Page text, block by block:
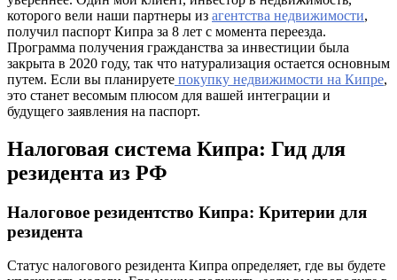
которого вели наши партнеры из агентства недвижимости,
получил паспорт Кипра за 8 лет с момента переезда.
Программа получения гражданства за инвестиции была
закрыта в 2020 году, так что натурализация остается основным
путем. Если вы планируете покупку недвижимости на Кипре,
это станет весомым плюсом для вашей интеграции и
будущего заявления на паспорт.
Налоговая система Кипра: Гид для
резидента из РФ
Налоговое резидентство Кипра: Критерии для
резидента
Статус налогового резидента Кипра определяет, где вы будете